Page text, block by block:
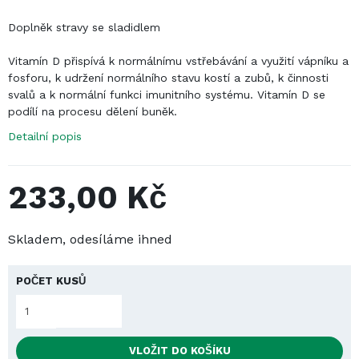
Doplněk stravy se sladidlem